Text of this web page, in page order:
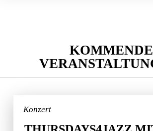
KOMMENDE
Konzert